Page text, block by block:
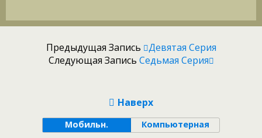
Предыдущая Запись
Девятая Серия
Следующая Запись Седьмая Серия
Наверх
Мобильн. Компьютерная